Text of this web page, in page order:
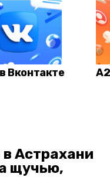
Вконтакте
Астрахани
щучью,